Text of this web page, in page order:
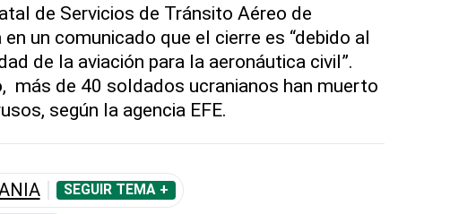
de Servicios de Tránsito Aéreo de
en un comunicado que el cierre es “debido al
de la aviación para la aeronáutica civil”.
más de 40 soldados ucranianos han muerto
según la agencia EFE.
SEGUIR TEMA +